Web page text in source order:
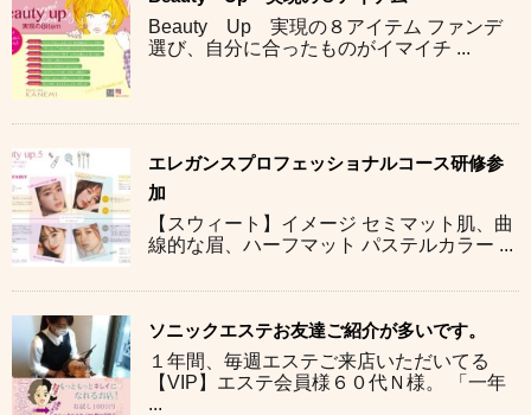
Beauty Up 実現の８アイテム ファンデ
選び、自分に合ったものがイマイチ ...
エレガンスプロフェッショナルコース研修参
加
【スウィート】イメージ セミマット肌、曲
線的な眉、ハーフマット パステルカラー ...
ソニックエステお友達ご紹介が多いです。
１年間、毎週エステご来店いただいてる
【VIP】エステ会員様６０代Ｎ様。 「一年
...